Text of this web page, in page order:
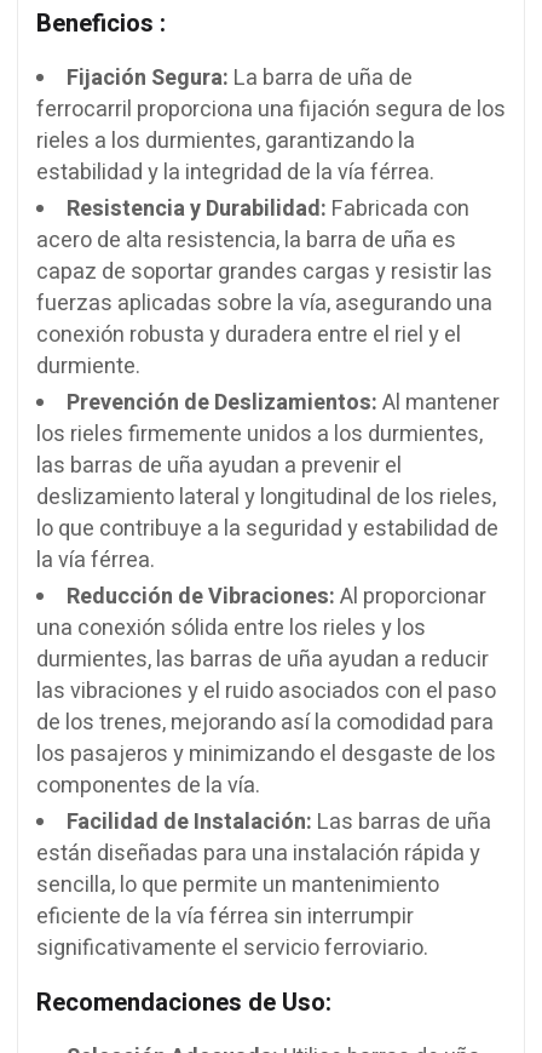
Beneficios :
Fijación Segura: La barra de uña de
ferrocarril proporciona una fijación segura de los
rieles a los durmientes, garantizando la
estabilidad y la integridad de la vía férrea.
Resistencia y Durabilidad: Fabricada con
acero de alta resistencia, la barra de uña es
capaz de soportar grandes cargas y resistir las
fuerzas aplicadas sobre la vía, asegurando una
conexión robusta y duradera entre el riel y el
durmiente.
Prevención de Deslizamientos:Al mantener
los rieles firmemente unidos a los durmientes,
las barras de uña ayudan a prevenir el
deslizamiento lateral y longitudinal de los rieles,
lo que contribuye a la seguridad y estabilidad de
la vía férrea.
Reducción de Vibraciones:Al proporcionar
una conexión sólida entre los rieles y los
durmientes, las barras de uña ayudan a reducir
las vibraciones y el ruido asociados con el paso
de los trenes, mejorando así la comodidad para
los pasajeros y minimizando el desgaste de los
componentes de la vía.
Facilidad de Instalación: Las barras de uña
están diseñadas para una instalación rápida y
sencilla, lo que permite un mantenimiento
eficiente de la vía férrea sin interrumpir
significativamente el servicio ferroviario.
Recomendaciones de Uso: